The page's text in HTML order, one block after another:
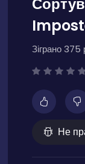
Зіграно 375
Не